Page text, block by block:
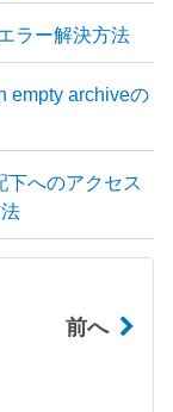
ラー解決方法
empty archiveの
下へのアクセス
前へ